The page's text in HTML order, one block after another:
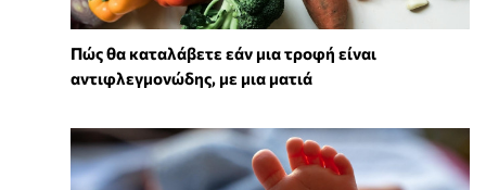
Πώς θα καταλάβετε εάν μια τροφή είναι
αντιφλεγμονώδης, με μια ματιά